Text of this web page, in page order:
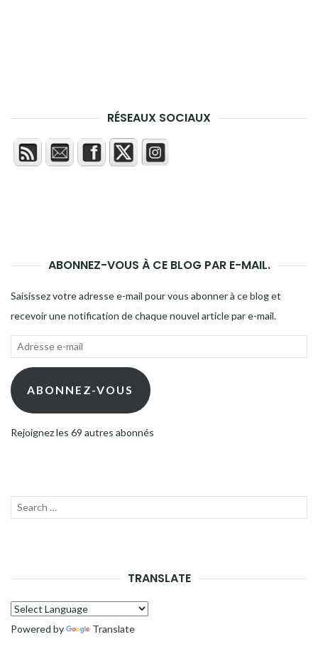
RÉSEAUX SOCIAUX
ABONNEZ-VOUS À CE BLOG PAR E-MAIL.
Saisissez votre adresse e-mail pour vous abonner à ce blog et
recevoir une notification de chaque nouvel article par e-mail.
Adresse
mail ABONNEZ-VOUS
Rejoignez les 69 autres abonnés
Recherche
TRANSLATE
Powered by Translate